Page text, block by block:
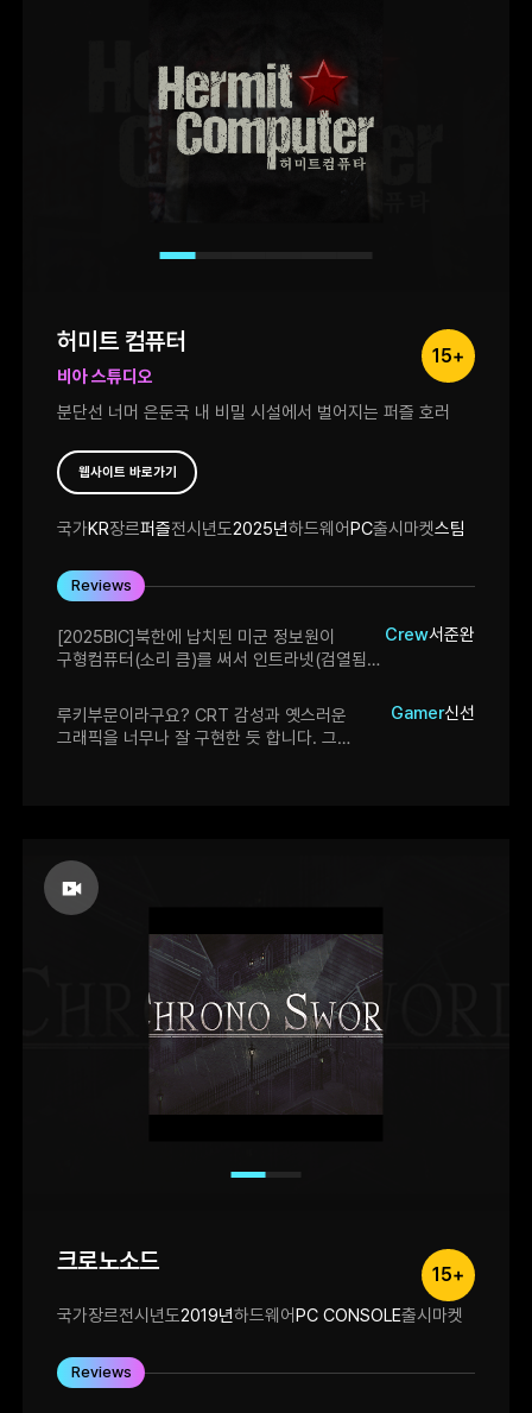
15+
허미트 컴퓨터
비아 스튜디오
분단선 너머 은둔국 내 비밀 시설에서 벌어지는 퍼즐 호러
웹사이트 바로가기
국가KR장르퍼즐전시년도2025년하드웨어PC출시마켓스팀
Reviews
[2025BIC]북한에 납치된 미군 정보원이
구형컴퓨터(소리 큼)를 써서 인트라넷(검열됨)
대사관에 연락하여 "살아서" 탈출해야 되는
게임. 컴퓨터가 워낙 느린데다가 소음도 심해서
주변의 경비가 눈치채서 확인하러 옴. 이때
Crew서준완
루키부문이라구요? CRT 감성과 옛스러운
그래픽을 너무나 잘 구현한 듯 합니다. 그
Gamer신선
15+
크로노소드
국가장르전시년도2019년하드웨어 PC CONSOLE출시마켓
Reviews